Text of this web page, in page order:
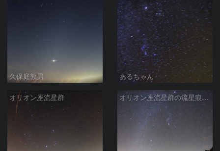
久保庭敦男 あるちゃん
オリオン座流星群 オリオン座流星群の流星痕・23分後